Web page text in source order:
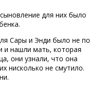
для них было
Сары и Энди было не по
и нашли мать, которая
они узнали, что она
нисколько не смутило.